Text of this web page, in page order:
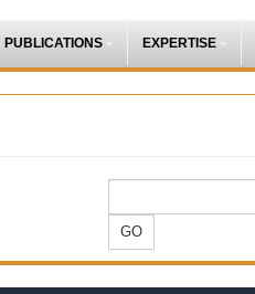
PUBLICATIONS EXPERTISE
GO